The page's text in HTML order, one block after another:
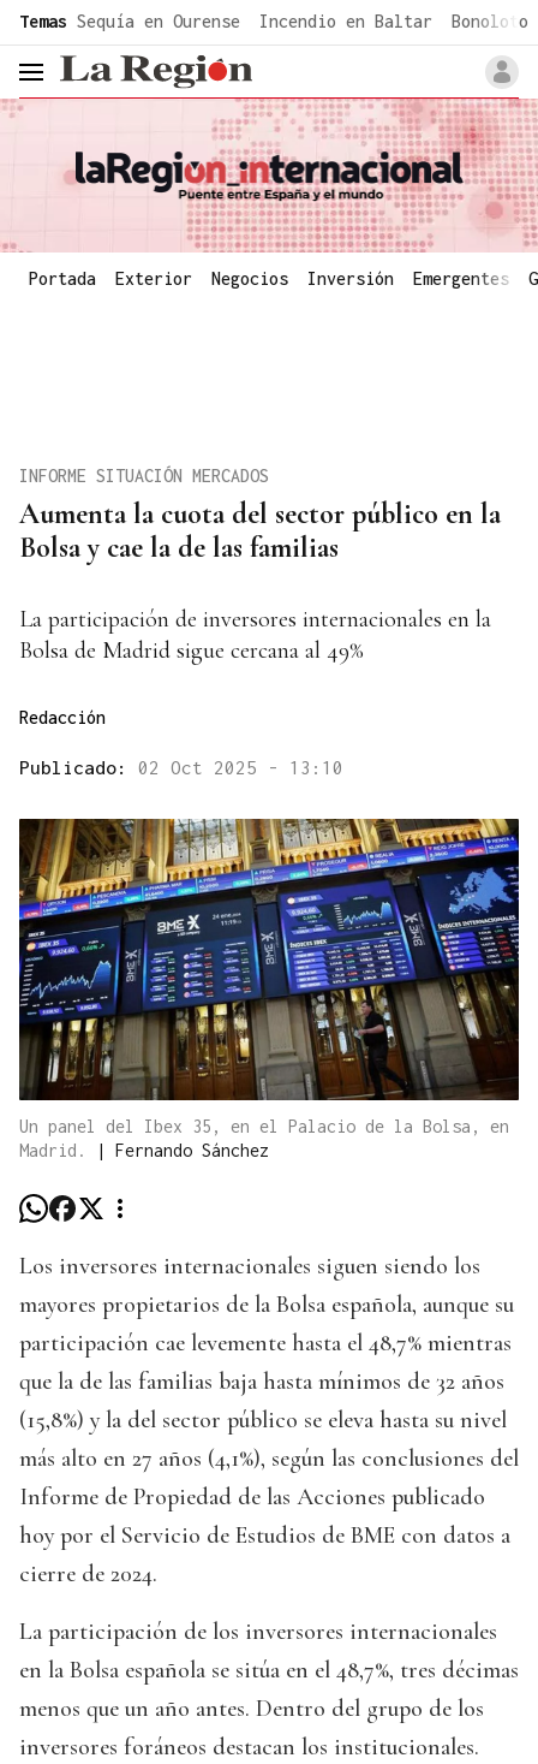
common.go-to-content
Temas Sequía en Ourense Incendio en Baltar Bonoloto
header.menu.open
Portada Exterior Negocios Inversión Emergentes
Aumenta la cuota del sector público en la
Bolsa y cae la de las familias
INFORME SITUACIÓN MERCADOS
La participación de inversores internacionales en la
Bolsa de Madrid sigue cercana al 49%
Redacción
Publicado: 02 Oct 2025 - 13:10
Un panel del Ibex 35, en el Palacio de la Bolsa, en
Madrid.
| Fernando Sánchez
Los inversores internacionales siguen siendo los
mayores propietarios de la Bolsa española, aunque su
participación cae levemente hasta el 48,7% mientras
que la de las familias baja hasta mínimos de 32 años
(15,8%) y la del sector público se eleva hasta su nivel
más alto en 27 años (4,1%), según las conclusiones del
Informe de Propiedad de las Acciones publicado
hoy por el Servicio de Estudios de BME con datos a
cierre de 2024.
La participación de los inversores internacionales
en la Bolsa española se sitúa en el 48,7%, tres décimas
menos que un año antes. Dentro del grupo de los
inversores foráneos destacan los institucionales.